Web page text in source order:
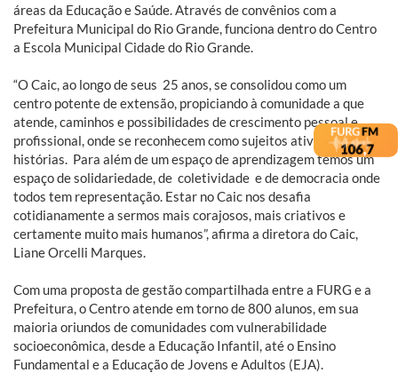
áreas da Educação e Saúde. Através de convênios com a
Prefeitura Municipal do Rio Grande, funciona dentro do Centro
a Escola Municipal Cidade do Rio Grande.
“O Caic, ao longo de seus 25 anos, se consolidou como um
centro potente de extensão, propiciando à comunidade a que
atende, caminhos e possibilidades de crescimento pessoal e
profissional, onde se reconhecem como sujeitos ativos de suas
histórias. Para além de um espaço de aprendizagem temos um
espaço de solidariedade, de coletividade e de democracia onde
todos tem representação. Estar no Caic nos desafia
cotidianamente a sermos mais corajosos, mais criativos e
certamente muito mais humanos”, afirma a diretora do Caic,
Liane Orcelli Marques.
Com uma proposta de gestão compartilhada entre a FURG e a
Prefeitura, o Centro atende em torno de 800 alunos, em sua
maioria oriundos de comunidades com vulnerabilidade
socioeconômica, desde a Educação Infantil, até o Ensino
Fundamental e a Educação de Jovens e Adultos (EJA).